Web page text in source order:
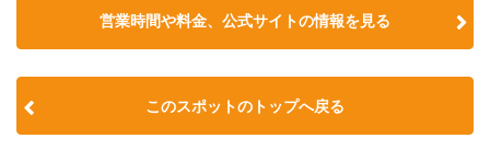
営業時間や料金、公式サイトの情報を見る
このスポットのトップへ戻る